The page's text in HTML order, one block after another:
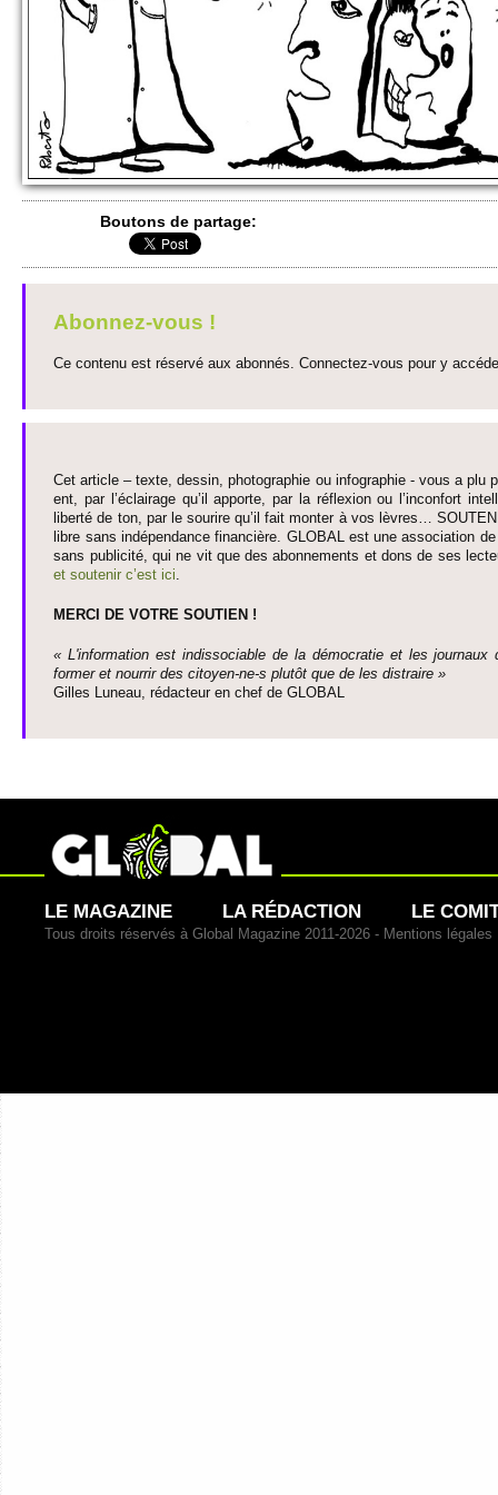
Bo­utons de partage:
Abonnez-vous !
Ce contenu est réservé aux abonnés. Connectez-vous pour y
Cet article – texte, dessin, photographie ou infographie - vous a plu
ent, par l’éclairage qu’il appo­rte, par la réflexion ou l’inconfort
liberté de ton, par le so­urire qu’il fait monter à vos lèvres…
libre sans indépendance financière. GLOBAL est une asso­ci­ation
sans publi­cité, qui ne vit que des abonne­ments et dons de ses
et so­utenir c’est ici.
MERCI DE VOTRE SO­UTIEN !
« L'information est indisso­ci­able de la démo­cratie et les journaux
former et nourrir des ci­to­yen-ne-s plutôt que de les dis­traire »
Gi­lles Luneau, rédacteur en chef de GLOBAL
LE MAGAZINE LA RÉDACTION LE
Tous droits réservés à Global Magazine 2011-2026 - Mentions légales